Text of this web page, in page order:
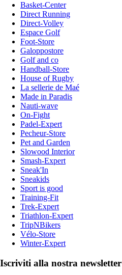
Basket-Center
Direct Running
Direct-Volley
Espace Golf
Foot-Store
Galoppostore
Golf and co
Handball-Store
House of Rugby
La sellerie de Maé
Made in Paradis
Nauti-wave
On-Fight
Padel-Expert
Pecheur-Store
Pet and Garden
Slowood Interior
Smash-Expert
Sneak'In
Sneakids
Sport is good
Training-Fit
Trek-Expert
Triathlon-Expert
TripNBikers
Vélo-Store
Winter-Expert
Iscriviti alla nostra newsletter